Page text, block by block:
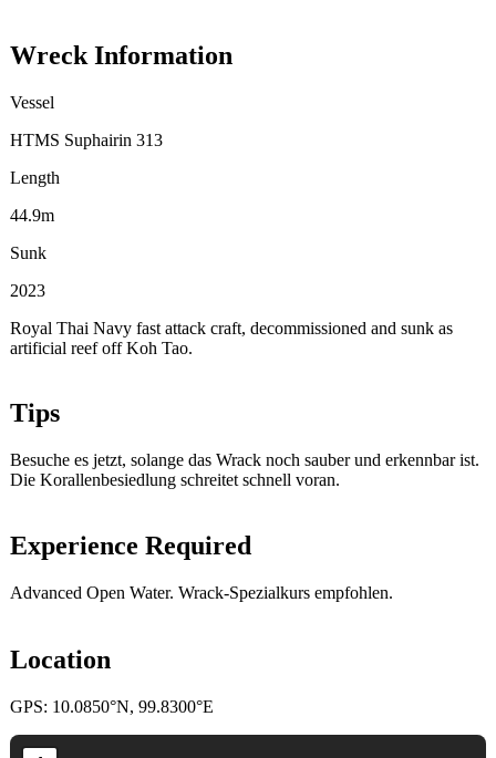
Wreck Information
Vessel
HTMS Suphairin 313
Length
44.9m
Sunk
2023
Royal Thai Navy fast attack craft, decommissioned and sunk as
artificial reef off Koh Tao.
Tips
Besuche es jetzt, solange das Wrack noch sauber und erkennbar ist.
Die Korallenbesiedlung schreitet schnell voran.
Experience Required
Advanced Open Water. Wrack-Spezialkurs empfohlen.
Location
GPS: 10.0850°N, 99.8300°E